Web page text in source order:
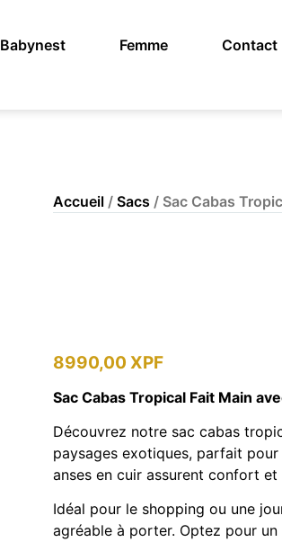
Babynest Femme Contact
Accueil/ Sacs / Sac Cabas
8990,00 XPF
Sac Cabas Tropical Fait Main
Découvrez notre sac cabas
paysages exotiques, parfait
anses en cuir assurent confort et
Idéal pour le shopping ou une
agréable à porter. Optez pour